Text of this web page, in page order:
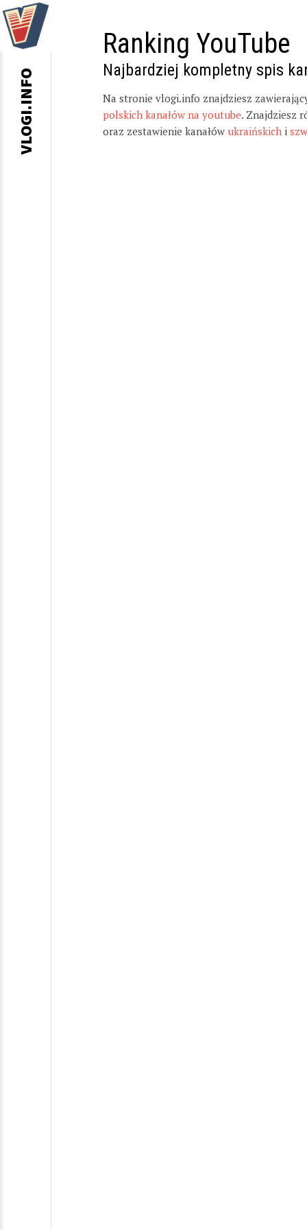
Ranking YouTube
Najbardziej kompletny spis
Na stronie vlogi.info znajdziesz
polskich kanałów na youtube. Znajdziesz
oraz zestawienie kanałów ukraińskich i
VLOGI.INFO